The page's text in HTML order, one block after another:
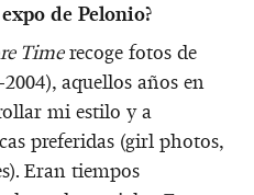
de Pelonio?
Timerecoge fotos de
aquellos años en
mi estilo y a
preferidas (girl photos,
Eran tiempos